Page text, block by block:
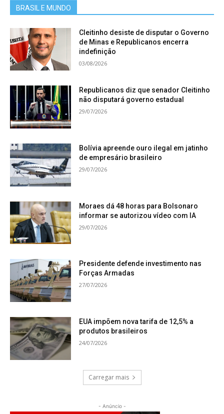
BRASIL E MUNDO
Cleitinho desiste de disputar o Governo
de Minas e Republicanos encerra
indefinição
03/08/2026
Republicanos diz que senador Cleitinho
não disputará governo estadual
29/07/2026
Bolívia apreende ouro ilegal em jatinho
de empresário brasileiro
29/07/2026
Moraes dá 48 horas para Bolsonaro
informar se autorizou vídeo com IA
29/07/2026
Presidente defende investimento nas
Forças Armadas
27/07/2026
EUA impõem nova tarifa de 12,5% a
produtos brasileiros
24/07/2026
Carregar mais
- Anúncio -